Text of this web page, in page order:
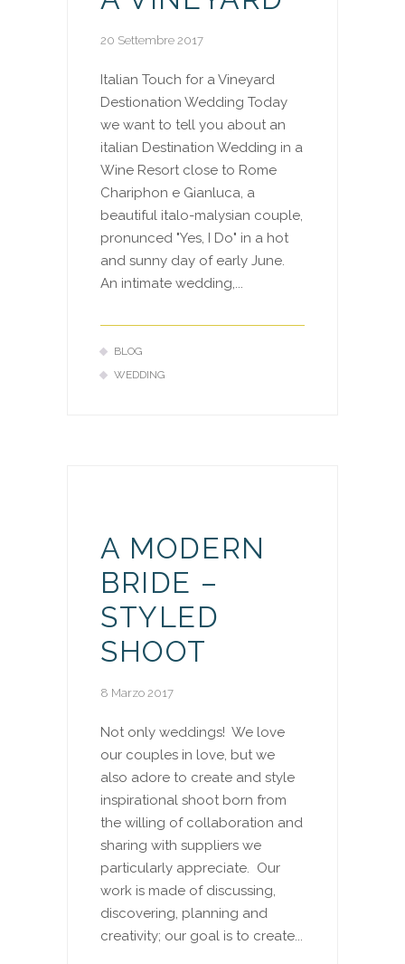
20 Settembre 2017
Italian Touch for a Vineyard
Destionation Wedding Today
we want to tell you about an
italian Destination Wedding in a
Wine Resort close to Rome
Chariphon e Gianluca, a
beautiful italo-malysian couple,
pronunced "Yes, I Do" in a hot
and sunny day of early June.
An intimate wedding,...
BLOG
WEDDING
A MODERN
BRIDE –
STYLED
SHOOT
8 Marzo 2017
Not only weddings! We love
our couples in love, but we
also adore to create and style
inspirational shoot born from
the willing of collaboration and
sharing with suppliers we
particularly appreciate. Our
work is made of discussing,
discovering, planning and
creativity; our goal is to create...